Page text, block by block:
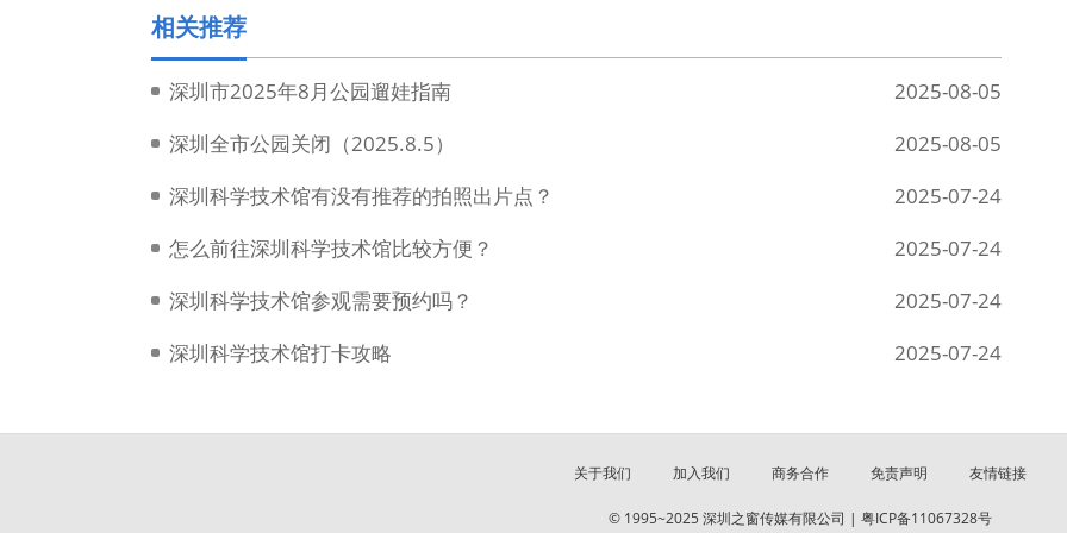
相关推荐
深圳市2025年8月公园遛娃指南
2025-08-05
深圳全市公园关闭（2025.8.5）
2025-08-05
深圳科学技术馆有没有推荐的拍照出片点？
2025-07-24
怎么前往深圳科学技术馆比较方便？
2025-07-24
深圳科学技术馆参观需要预约吗？
2025-07-24
深圳科学技术馆打卡攻略
2025-07-24
关于我们 加入我们 商务合作 免责声明 友情链接
© 1995~2025 深圳之窗传媒有限公司 | 粤ICP备11067328号